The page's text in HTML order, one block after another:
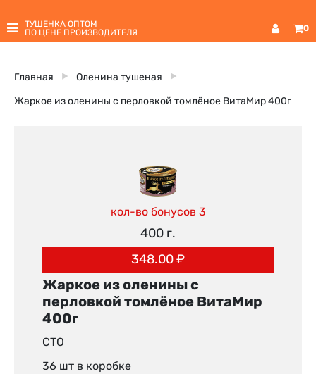
ТУШЕНКА ОПТОМ
ПО ЦЕНЕ ПРОИЗВОДИТЕЛЯ
0
Главная Оленина тушеная
Жаркое из оленины с перловкой томлёное ВитаМир 400г
кол-во бонусов 3
400 г.
348.00₽
Жаркое из оленины с
перловкой томлёное ВитаМир
400г
СТО
36 шт в коробке